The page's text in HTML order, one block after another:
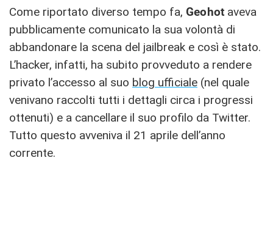
Come riportato diverso tempo fa, Geohot aveva
pubblicamente comunicato la sua volontà di
abbandonare la scena del jailbreak e così è stato.
L’hacker, infatti, ha subito provveduto a rendere
privato l’accesso al suo blog ufficiale (nel quale
venivano raccolti tutti i dettagli circa i progressi
ottenuti) e a cancellare il suo profilo da Twitter.
Tutto questo avveniva il 21 aprile dell’anno
corrente.